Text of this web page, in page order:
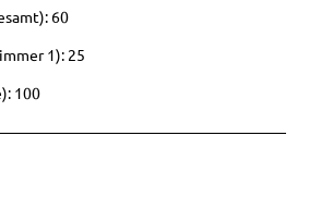
60
1): 25
100